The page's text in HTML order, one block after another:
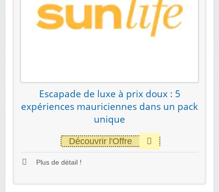
Escapade de luxe à prix doux : 5
expériences mauriciennes dans un pack
unique
Découvrir l'Offre
Plus de détail !